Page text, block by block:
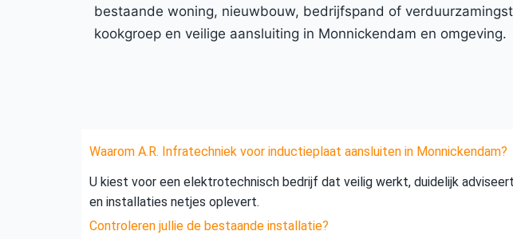
bestaande woning, nieuwbouw, bedrijfspand of
kookgroep en veilige aansluiting in Monnickendam en omgeving.
Waarom A.R. Infratechniek voor inductieplaat aansluiten in Monnickendam?
U kiest voor een elektrotechnisch bedrijf dat veilig werkt, duidelijk adviseert
en installaties netjes oplevert.
Controleren jullie de bestaande installatie?